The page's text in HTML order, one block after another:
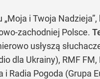
i Twoja Nadzieja”,
zachodniej Polsce.
usłyszą
dla Ukrainy), RMF FM,
Radia Pogoda (Grupa